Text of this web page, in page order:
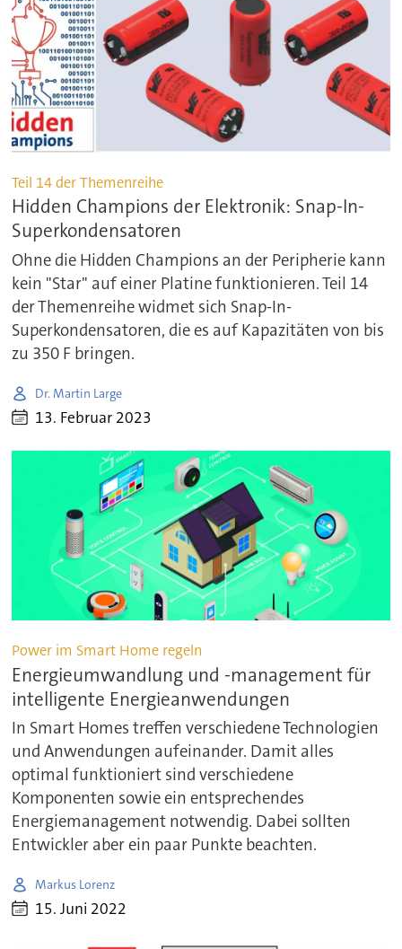
Teil 14 der Themenreihe
Hidden Champions der Elektronik: Snap-In-
Superkondensatoren
Ohne die Hidden Champions an der Peripherie kann
kein "Star" auf einer Platine funktionieren. Teil 14
der Themenreihe widmet sich Snap-In-
Superkondensatoren, die es auf Kapazitäten von bis
zu 350 F bringen.
Dr. Martin Large
13. Februar 2023
Power im Smart Home regeln
Energieumwandlung und -management für
intelligente Energieanwendungen
In Smart Homes treffen verschiedene Technologien
und Anwendungen aufeinander. Damit alles
optimal funktioniert sind verschiedene
Komponenten sowie ein entsprechendes
Energiemanagement notwendig. Dabei sollten
Entwickler aber ein paar Punkte beachten.
Markus Lorenz
15. Juni 2022